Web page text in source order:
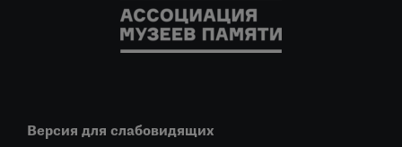
Версия для слабовидящих